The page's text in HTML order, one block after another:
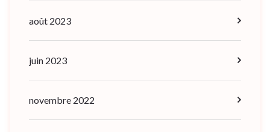
août 2023
juin 2023
novembre 2022